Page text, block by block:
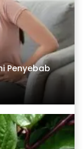
Penyebab